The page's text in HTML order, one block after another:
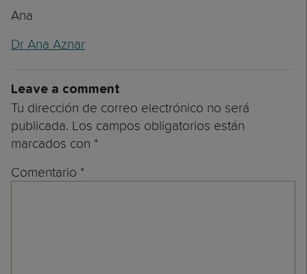
Ana
Dr Ana Aznar
Leave a comment
Tu dirección de correo electrónico no será
publicada. Los campos obligatorios están
marcados con *
Comentario *